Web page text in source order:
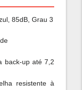
85dB, Grau 3
back-up até 7,2
resistente à